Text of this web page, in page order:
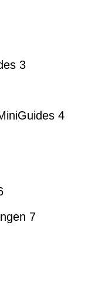
3
4
7